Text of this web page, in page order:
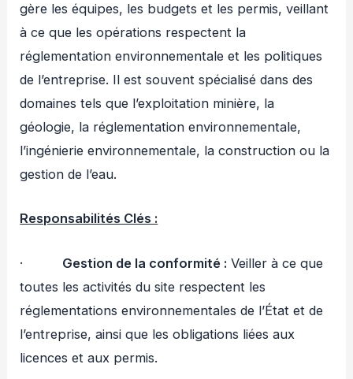
gère les équipes, les budgets et les permis, veillant
à ce que les opérations respectent la
réglementation environnementale et les politiques
de l’entreprise. Il est souvent spécialisé dans des
domaines tels que l’exploitation minière, la
géologie, la réglementation environnementale,
l’ingénierie environnementale, la construction ou la
gestion de l’eau.
Responsabilités Clés :
· Gestion de la conformité : Veiller à ce que
toutes les activités du site respectent les
réglementations environnementales de l’État et de
l’entreprise, ainsi que les obligations liées aux
licences et aux permis.